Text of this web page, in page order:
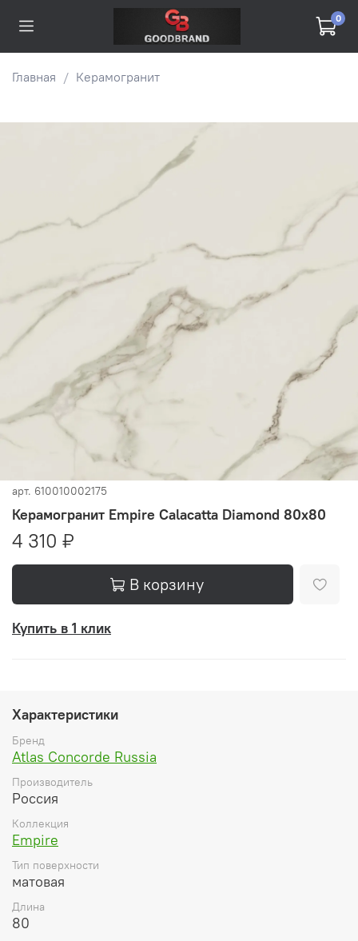
0
Главная Керамогранит
арт. 610010002175
Керамогранит Empire Calacatta Diamond 80x80
4 310 ₽
В корзину
Купить в 1 клик
Характеристики
Бренд
Atlas Concorde Russia
Производитель
Россия
Коллекция
Empire
Тип поверхности
матовая
Длина
80